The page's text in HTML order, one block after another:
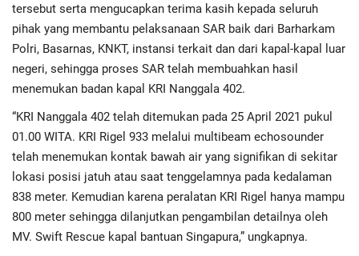
Wisata
Politik
Hukum & Kriminal
Internasional
Advertorial
Monologis TV
tersebut serta mengucapkan terima kasih kepada seluruh
pihak yang membantu pelaksanaan SAR baik dari Barharkam
Polri, Basarnas, KNKT, instansi terkait dan dari kapal-kapal luar
negeri, sehingga proses SAR telah membuahkan hasil
menemukan badan kapal KRI Nanggala 402.
“KRI Nanggala 402 telah ditemukan pada 25 April 2021 pukul
01.00 WITA. KRI Rigel 933 melalui multibeam echosounder
telah menemukan kontak bawah air yang signifikan di sekitar
lokasi posisi jatuh atau saat tenggelamnya pada kedalaman
838 meter. Kemudian karena peralatan KRI Rigel hanya mampu
800 meter sehingga dilanjutkan pengambilan detailnya oleh
MV. Swift Rescue kapal bantuan Singapura,” ungkapnya.